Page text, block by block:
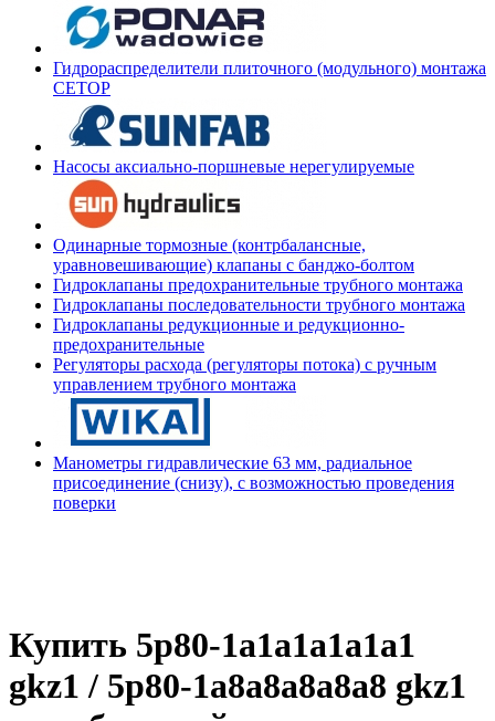
Гидрораспределители плиточного (модульного) монтажа
СЕТОР
Насосы аксиально-поршневые нерегулируемые
Одинарные тормозные (контрбалансные,
уравновешивающие) клапаны с банджо-болтом
Гидроклапаны предохранительные трубного монтажа
Гидроклапаны последовательности трубного монтажа
Гидроклапаны редукционные и редукционно-
предохранительные
Регуляторы расхода (регуляторы потока) с ручным
управлением трубного монтажа
Манометры гидравлические 63 мм, радиальное
присоединение (снизу), с возможностью проведения
поверки
Купить 5p80-1a1a1a1а1a1
gkz1 / 5p80-1a8a8a8а8a8 gkz1